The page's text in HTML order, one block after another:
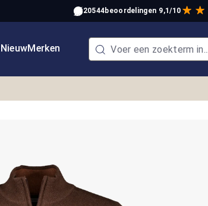
20544beoordelingen 9,1/10
NieuwMerken